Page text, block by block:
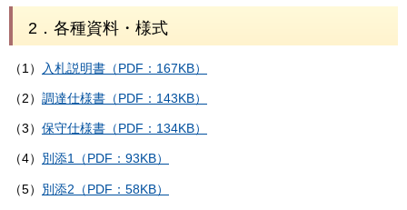
2．各種資料・様式
（1） 入札説明書（PDF：167KB）
（2） 調達仕様書（PDF：143KB）
（3） 保守仕様書（PDF：134KB）
（4） 別添1（PDF：93KB）
（5） 別添2（PDF：58KB）